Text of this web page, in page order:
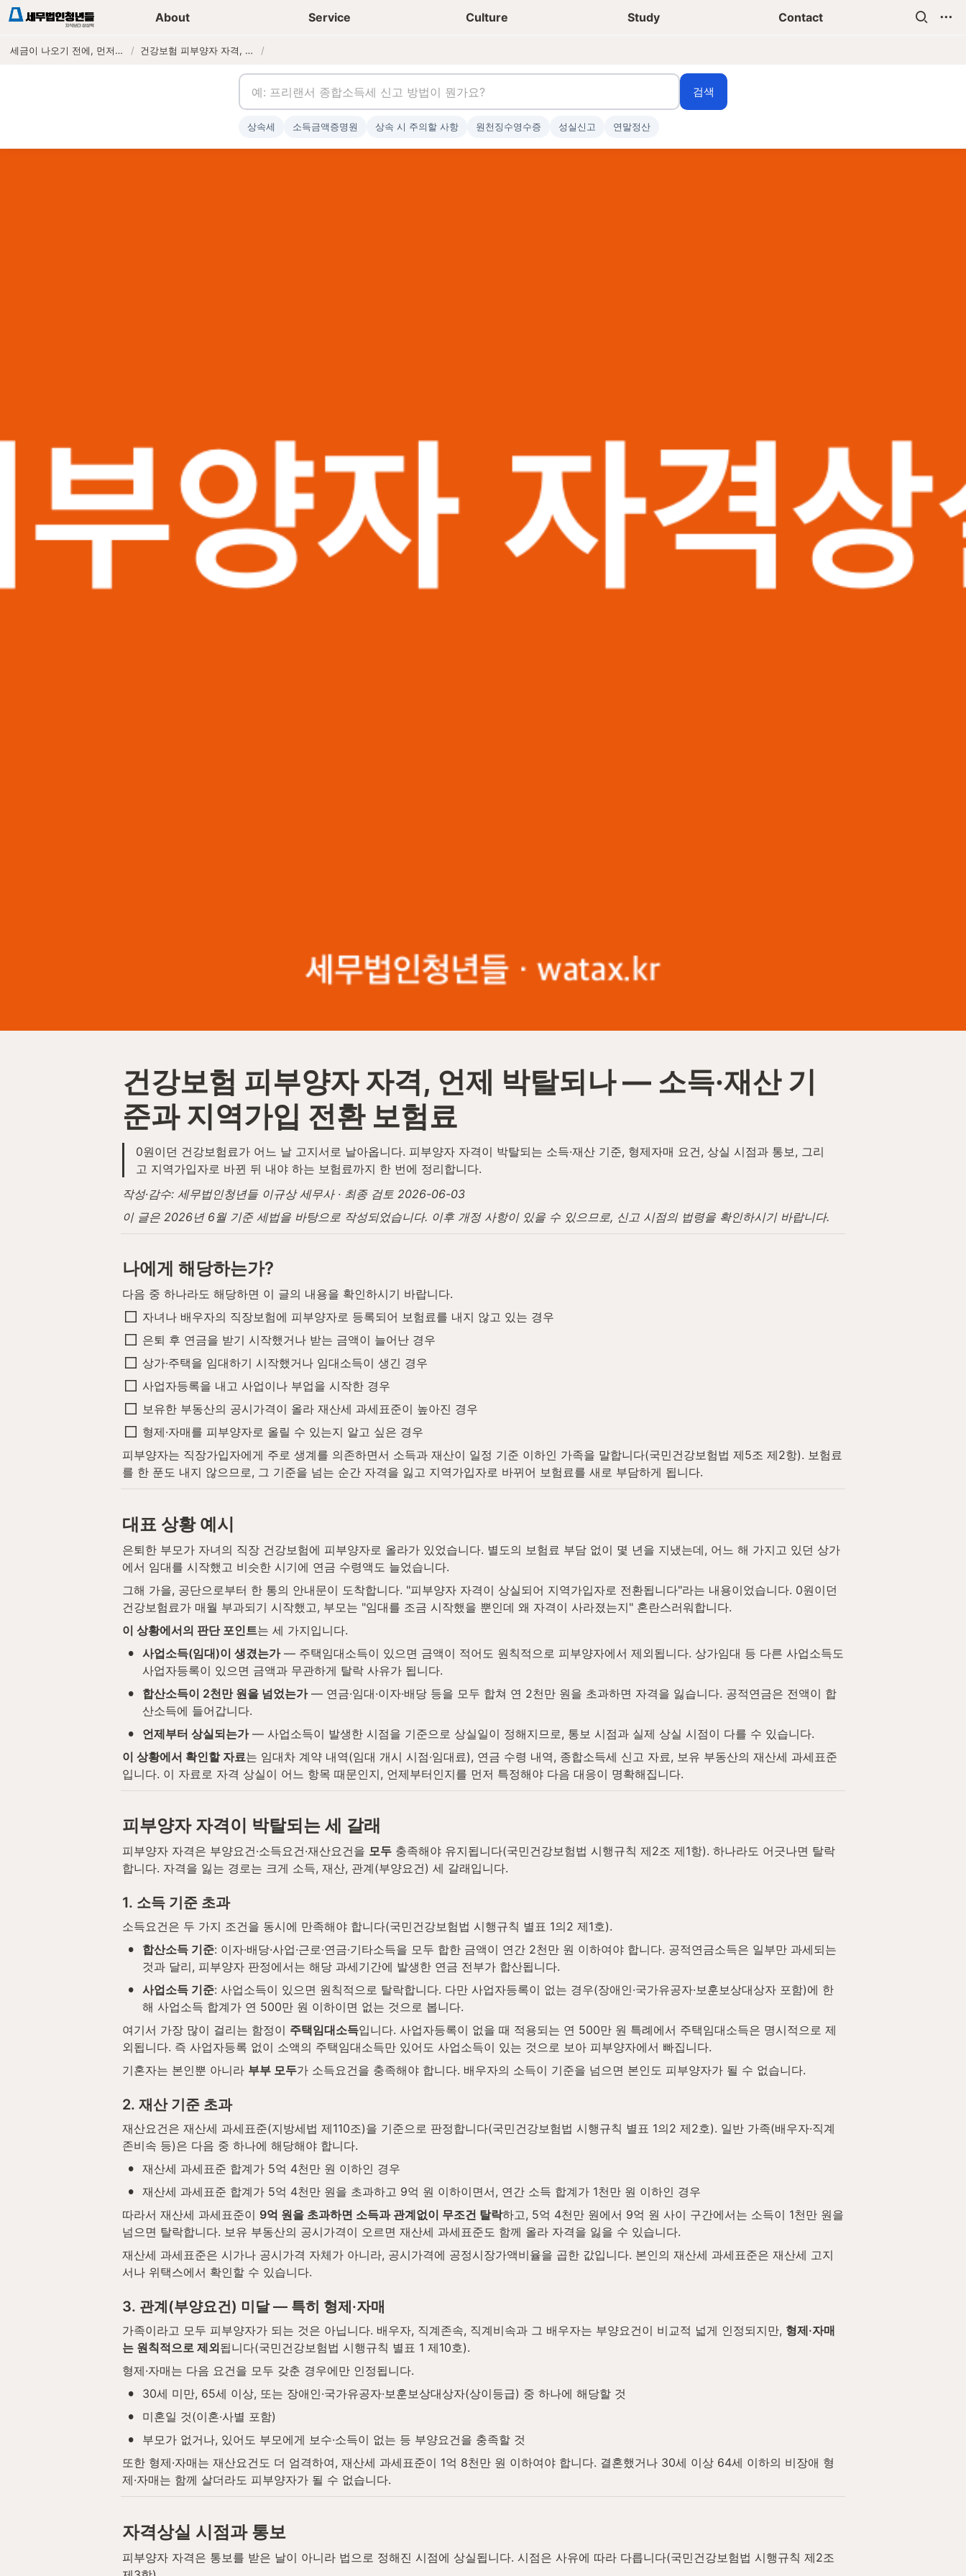
About Service Culture Study Contact
세금이 나오기 전에, 먼저 연락하는 세무법인 / 건강보험 피부양자 자격, 언제 박탈되나 — 소득·재산 기준과 지역가입 전환 보험료 /
세무가이드 콘텐츠 기장상담신청 청년들 일상
건강보험 피부양자 자격, 언제 박탈되나 — 소득·재산 기
준과 지역가입 전환 보험료
0원이던 건강보험료가 어느 날 고지서로 날아옵니다. 피부양자 자격이 박탈되는 소득·재산 기준, 형제자매 요건, 상실 시점과 통보, 그리
고 지역가입자로 바뀐 뒤 내야 하는 보험료까지 한 번에 정리합니다.
작성·감수: 세무법인청년들 이규상 세무사 · 최종 검토 2026-06-03
이 글은 2026년 6월 기준 세법을 바탕으로 작성되었습니다. 이후 개정 사항이 있을 수 있으므로, 신고 시점의 법령을 확인하시기 바랍니다.
나에게 해당하는가?
다음 중 하나라도 해당하면 이 글의 내용을 확인하시기 바랍니다.
자녀나 배우자의 직장보험에 피부양자로 등록되어 보험료를 내지 않고 있는 경우
은퇴 후 연금을 받기 시작했거나 받는 금액이 늘어난 경우
상가·주택을 임대하기 시작했거나 임대소득이 생긴 경우
사업자등록을 내고 사업이나 부업을 시작한 경우
보유한 부동산의 공시가격이 올라 재산세 과세표준이 높아진 경우
형제·자매를 피부양자로 올릴 수 있는지 알고 싶은 경우
피부양자는 직장가입자에게 주로 생계를 의존하면서 소득과 재산이 일정 기준 이하인 가족을 말합니다(국민건강보험법 제5조 제2항). 보험료
를 한 푼도 내지 않으므로, 그 기준을 넘는 순간 자격을 잃고 지역가입자로 바뀌어 보험료를 새로 부담하게 됩니다.
대표 상황 예시
은퇴한 부모가 자녀의 직장 건강보험에 피부양자로 올라가 있었습니다. 별도의 보험료 부담 없이 몇 년을 지냈는데, 어느 해 가지고 있던 상가
에서 임대를 시작했고 비슷한 시기에 연금 수령액도 늘었습니다.
그해 가을, 공단으로부터 한 통의 안내문이 도착합니다. "피부양자 자격이 상실되어 지역가입자로 전환됩니다"라는 내용이었습니다. 0원이던
건강보험료가 매월 부과되기 시작했고, 부모는 "임대를 조금 시작했을 뿐인데 왜 자격이 사라졌는지" 혼란스러워합니다.
이 상황에서의 판단 포인트는 세 가지입니다.
• 사업소득(임대)이 생겼는가 — 주택임대소득이 있으면 금액이 적어도 원칙적으로 피부양자에서 제외됩니다. 상가임대 등 다른 사업소득도
사업자등록이 있으면 금액과 무관하게 탈락 사유가 됩니다.
• 합산소득이 2천만 원을 넘었는가 — 연금·임대·이자·배당 등을 모두 합쳐 연 2천만 원을 초과하면 자격을 잃습니다. 공적연금은 전액이 합
산소득에 들어갑니다.
• 언제부터 상실되는가 — 사업소득이 발생한 시점을 기준으로 상실일이 정해지므로, 통보 시점과 실제 상실 시점이 다를 수 있습니다.
이 상황에서 확인할 자료는 임대차 계약 내역(임대 개시 시점·임대료), 연금 수령 내역, 종합소득세 신고 자료, 보유 부동산의 재산세 과세표준
입니다. 이 자료로 자격 상실이 어느 항목 때문인지, 언제부터인지를 먼저 특정해야 다음 대응이 명확해집니다.
피부양자 자격이 박탈되는 세 갈래
피부양자 자격은 부양요건·소득요건·재산요건을 모두 충족해야 유지됩니다(국민건강보험법 시행규칙 제2조 제1항). 하나라도 어긋나면 탈락
합니다. 자격을 잃는 경로는 크게 소득, 재산, 관계(부양요건) 세 갈래입니다.
1. 소득 기준 초과
소득요건은 두 가지 조건을 동시에 만족해야 합니다(국민건강보험법 시행규칙 별표 1의2 제1호).
• 합산소득 기준: 이자·배당·사업·근로·연금·기타소득을 모두 합한 금액이 연간 2천만 원 이하여야 합니다. 공적연금소득은 일부만 과세되는
것과 달리, 피부양자 판정에서는 해당 과세기간에 발생한 연금 전부가 합산됩니다.
• 사업소득 기준: 사업소득이 있으면 원칙적으로 탈락합니다. 다만 사업자등록이 없는 경우(장애인·국가유공자·보훈보상대상자 포함)에 한
해 사업소득 합계가 연 500만 원 이하이면 없는 것으로 봅니다.
여기서 가장 많이 걸리는 함정이 주택임대소득입니다. 사업자등록이 없을 때 적용되는 연 500만 원 특례에서 주택임대소득은 명시적으로 제
외됩니다. 즉 사업자등록 없이 소액의 주택임대소득만 있어도 사업소득이 있는 것으로 보아 피부양자에서 빠집니다.
기혼자는 본인뿐 아니라 부부 모두가 소득요건을 충족해야 합니다. 배우자의 소득이 기준을 넘으면 본인도 피부양자가 될 수 없습니다.
2. 재산 기준 초과
재산요건은 재산세 과세표준(지방세법 제110조)을 기준으로 판정합니다(국민건강보험법 시행규칙 별표 1의2 제2호). 일반 가족(배우자·직계
존비속 등)은 다음 중 하나에 해당해야 합니다.
• 재산세 과세표준 합계가 5억 4천만 원 이하인 경우
• 재산세 과세표준 합계가 5억 4천만 원을 초과하고 9억 원 이하이면서, 연간 소득 합계가 1천만 원 이하인 경우
따라서 재산세 과세표준이 9억 원을 초과하면 소득과 관계없이 무조건 탈락하고, 5억 4천만 원에서 9억 원 사이 구간에서는 소득이 1천만 원을
넘으면 탈락합니다. 보유 부동산의 공시가격이 오르면 재산세 과세표준도 함께 올라 자격을 잃을 수 있습니다.
재산세 과세표준은 시가나 공시가격 자체가 아니라, 공시가격에 공정시장가액비율을 곱한 값입니다. 본인의 재산세 과세표준은 재산세 고지
서나 위택스에서 확인할 수 있습니다.
3. 관계(부양요건) 미달 — 특히 형제·자매
가족이라고 모두 피부양자가 되는 것은 아닙니다. 배우자, 직계존속, 직계비속과 그 배우자는 부양요건이 비교적 넓게 인정되지만, 형제·자매
는 원칙적으로 제외됩니다(국민건강보험법 시행규칙 별표 1 제10호).
형제·자매는 다음 요건을 모두 갖춘 경우에만 인정됩니다.
• 30세 미만, 65세 이상, 또는 장애인·국가유공자·보훈보상대상자(상이등급) 중 하나에 해당할 것
• 미혼일 것(이혼·사별 포함)
•
부모가 없거나, 있어도 부모에게 보수·소득이 없는 등 부양요건을 충족할 것
또한 형제·자매는 재산요건도 더 엄격하여, 재산세 과세표준이 1억 8천만 원 이하여야 합니다. 결혼했거나 30세 이상 64세 이하의 비장애 형
제·자매는 함께 살더라도 피부양자가 될 수 없습니다.
자격상실 시점과 통보
피부양자 자격은 통보를 받은 날이 아니라 법으로 정해진 시점에 상실됩니다. 시점은 사유에 따라 다릅니다(국민건강보험법 시행규칙 제2조
검색
상속세 소득금액증명원 상속 시 주의할 사항 원천징수영수증 성실신고 연말정산